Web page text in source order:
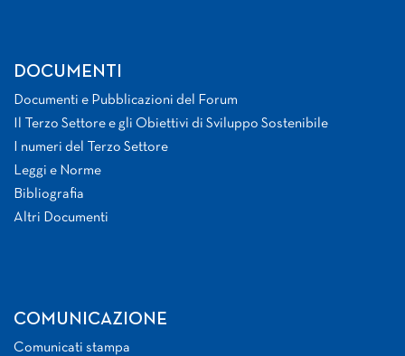
DOCUMENTI
Documenti e Pubblicazioni del Forum
Il Terzo Settore e gli Obiettivi di Sviluppo Sostenibile
I numeri del Terzo Settore
Leggi e Norme
Bibliografia
Altri Documenti
COMUNICAZIONE
Comunicati stampa